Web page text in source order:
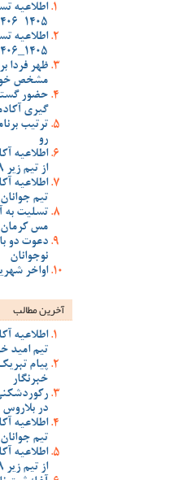
اطلاعیه
1405-1406
اطلاعیه
1405_1406
ظهر فردا
مشخص
حضور
گیری
ترتیب
رو
اطلاعیه
از تیم زیر 18 ساله های خود
اطلاعیه
تیم
تسلیت به
مس کرمان
دعوت دو
نوجوانان
اواخر
آخرین مطالب
اطلاعیه
تیم امید
پیام
خبرنگار
در بلاروس
اطلاعیه
تیم
اطلاعیه
از تیم زیر 18 ساله های خود